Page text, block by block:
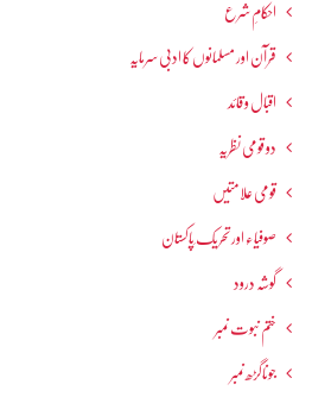
احکامِ شرع
قرآن اور مسلمانوں کا ادبی سرمایہ
اقبال و قائد
دو قومی نظریہ
قومی علامتیں
صوفیاء اور تحریک ِپاکستان
گوشہ درود
ختم نبوت نمبر
جوناگڑھ نمبر